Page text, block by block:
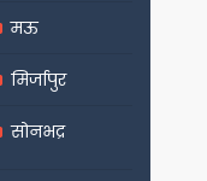
मऊ
मिर्जापुर
सोनभद्र